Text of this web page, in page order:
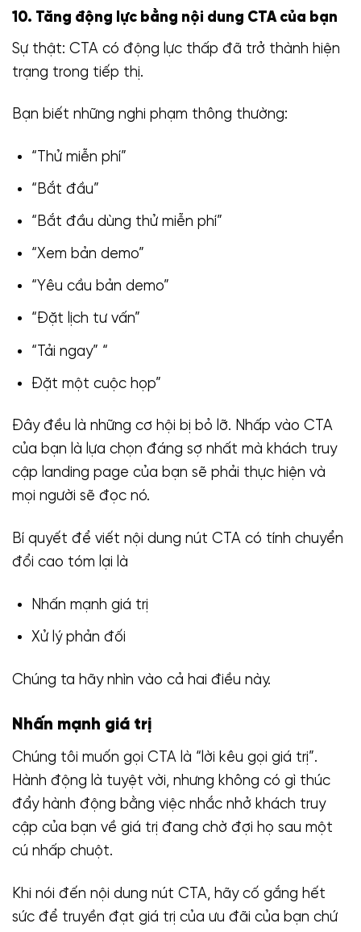
10. Tăng động lực bằng nội dung CTA của bạn
Sự thật: CTA có động lực thấp đã trở thành hiện
trạng trong tiếp thị.
Bạn biết những nghi phạm thông thường:
“Thử miễn phí”
“Bắt đầu”
“Bắt đầu dùng thử miễn phí”
“Xem bản demo”
“Yêu cầu bản demo”
“Đặt lịch tư vấn”
“Tải ngay” “
Đặt một cuộc họp”
Đây đều là những cơ hội bị bỏ lỡ. Nhấp vào CTA
của bạn là lựa chọn đáng sợ nhất mà khách truy
cập landing page của bạn sẽ phải thực hiện và
mọi người sẽ đọc nó.
Bí quyết để viết nội dung nút CTA có tính chuyển
đổi cao tóm lại là
Nhấn mạnh giá trị
Xử lý phản đối
Chúng ta hãy nhìn vào cả hai điều này.
Nhấn mạnh giá trị
Chúng tôi muốn gọi CTA là “lời kêu gọi giá trị”.
Hành động là tuyệt vời, nhưng không có gì thúc
đẩy hành động bằng việc nhắc nhở khách truy
cập của bạn về giá trị đang chờ đợi họ sau một
cú nhấp chuột.
Khi nói đến nội dung nút CTA, hãy cố gắng hết
sức để truyền đạt giá trị của ưu đãi của bạn chứ